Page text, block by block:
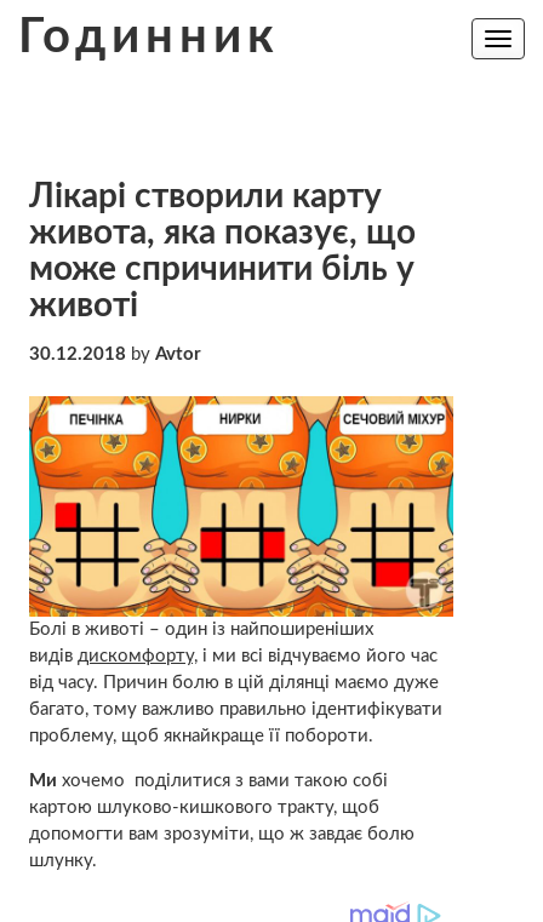
Годинник
Toggle
Лікарі створили карту
живота, яка показує, що
може спричинити біль у
животі
30.12.2018 by Avtor
Болі в животі – один із найпоширеніших
видів дискомфорту,і ми всі відчуваємо його час
від часу. Причин болю в цій ділянці маємо дуже
багато, тому важливо правильно ідентифікувати
проблему, щоб якнайкраще її побороти.
Ми хочемо поділитися з вами такою собі
картою шлуково-кишкового тракту, щоб
допомогти вам зрозуміти, що ж завдає болю
шлунку.